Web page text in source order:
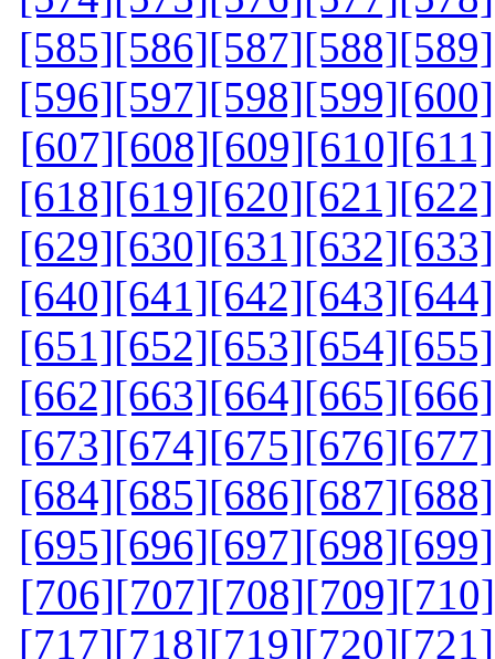
[585][586][587][588][589]
[596][597][598][599][600]
[607][608][609][610][611]
[618][619][620][621][622]
[629][630][631][632][633]
[640][641][642][643][644]
[651][652][653][654][655]
[662][663][664][665][666]
[673][674][675][676][677]
[684][685][686][687][688]
[695][696][697][698][699]
[706][707][708][709][710]
[717][718][719][720][721]